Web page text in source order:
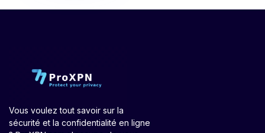
Vous voulez tout savoir sur la
sécurité et la confidentialité en ligne